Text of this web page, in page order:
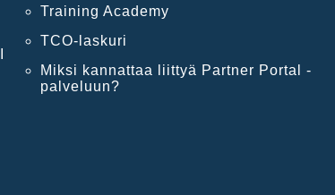
Training Academy
TCO-laskuri
Miksi kannattaa liittyä Partner Portal -
palveluun?